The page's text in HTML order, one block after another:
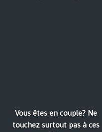
Vous êtes en couple? Ne
touchez surtout pas à ces